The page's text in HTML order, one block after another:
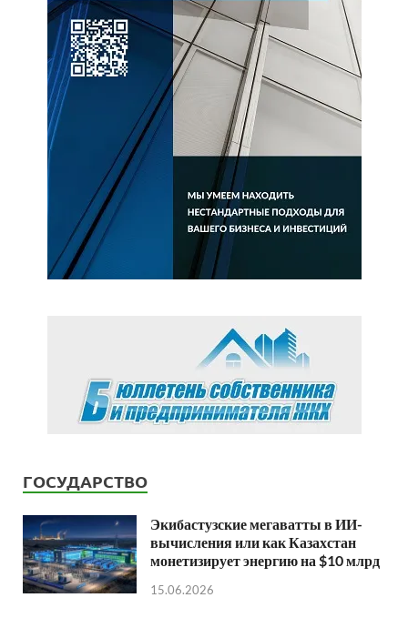
ГОСУДАРСТВО
Экибастузские мегаватты в ИИ-
вычисления или как Казахстан
монетизирует энергию на $10 млрд
15.06.2026